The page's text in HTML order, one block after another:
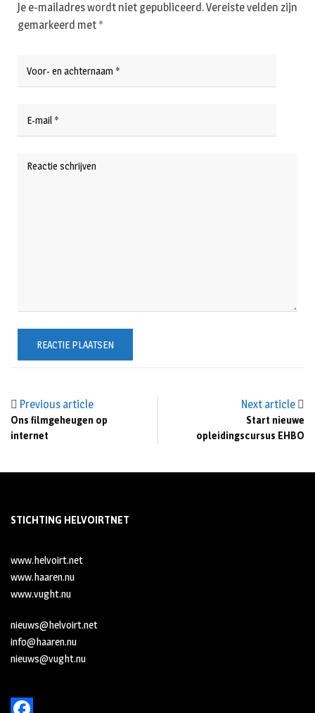
Previous article
Ons filmgeheugen op
internet
Next article
Start nieuwe
opleidingscursus EHBO
Je e-mailadres wordt niet gepubliceerd.Vereiste velden zijn
gemarkeerd met *
STICHTING HELVOIRTNET
www.helvoirt.net
www.haaren.nu
www.vught.nu
nieuws@helvoirt.net
info@haaren.nu
nieuws@vught.nu